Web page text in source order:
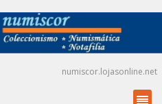
numiscor.lojasonline.net